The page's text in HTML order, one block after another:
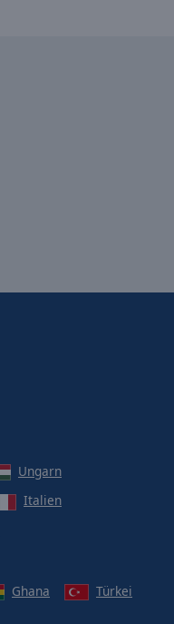
Ungarn
Italien
Ghana Türkei